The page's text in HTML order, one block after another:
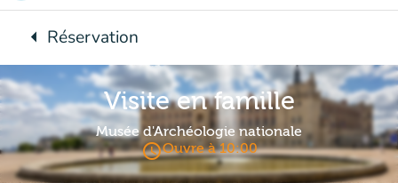
arrow_leftRetour à :
Réservation
Visite en famille
Musée d'Archéologie nationale
access_timeOuvre à 10:00